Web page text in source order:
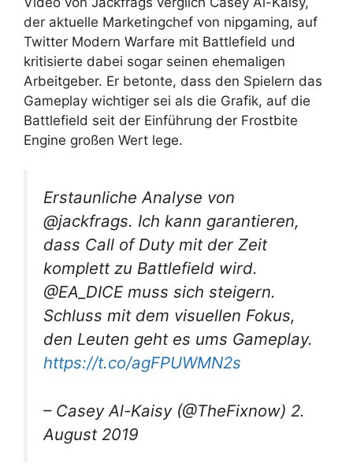
der aktuelle Marketingchef von nipgaming, auf
Twitter Modern Warfare mit Battlefield und
kritisierte dabei sogar seinen ehemaligen
Arbeitgeber. Er betonte, dass den Spielern das
Gameplay wichtiger sei als die Grafik, auf die
Battlefield seit der Einführung der Frostbite
Engine großen Wert lege.
Erstaunliche Analyse von
@jackfrags. Ich kann garantieren,
dass Call of Duty mit der Zeit
komplett zu Battlefield wird.
@EA_DICE muss sich steigern.
Schluss mit dem visuellen Fokus,
den Leuten geht es ums Gameplay.
https://t.co/agFPUWMN2s
– Casey Al-Kaisy (@TheFixnow) 2.
August 2019